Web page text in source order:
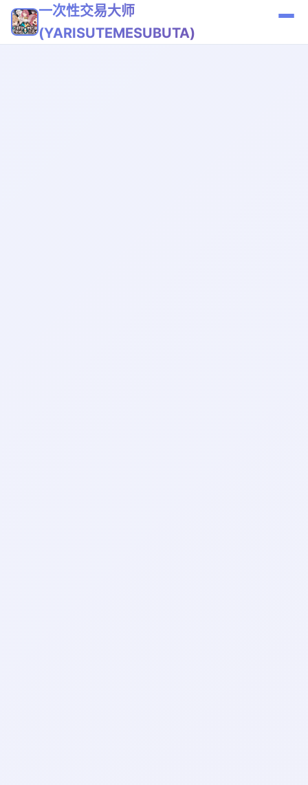
一次性交易大师
(YARISUTEMESUBUTA)